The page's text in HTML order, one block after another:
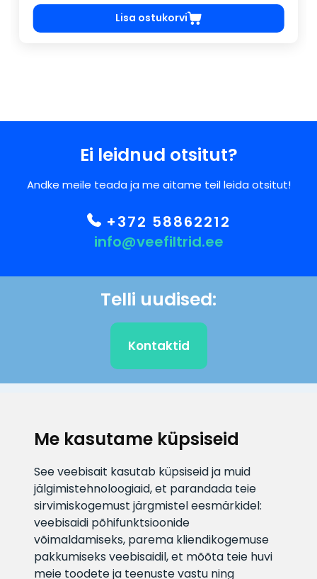
Me kasutame küpsiseid
See veebisait kasutab küpsiseid ja muid
jälgimistehnoloogiaid, et parandada teie
sirvimiskogemust järgmistel eesmärkidel:
veebisaidi põhifunktsioonide
võimaldamiseks, parema kliendikogemuse
pakkumiseks veebisaidil,et mõõta teie huvi
meie toodete ja teenuste vastu ning
Lisa ostukorvi
Ei leidnud otsitut?
Andke meile teada ja me aitame teil leida otsitut!
+372 58862212
info@veefiltrid.ee
Telli uudised:
Kontaktid
info@veefiltrid.ee
Infotelefon
+372 58862212
Vaata tööaegu
Reti tee 11, Peetri, 75312 Harju
maakond, Estonia